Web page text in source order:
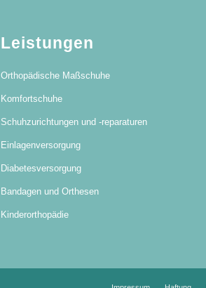
Leistungen
Orthopädische Maßschuhe
Komfortschuhe
Schuhzurichtungen und -reparaturen
Einlagenversorgung
Diabetesversorgung
Bandagen und Orthesen
Kinderorthopädie